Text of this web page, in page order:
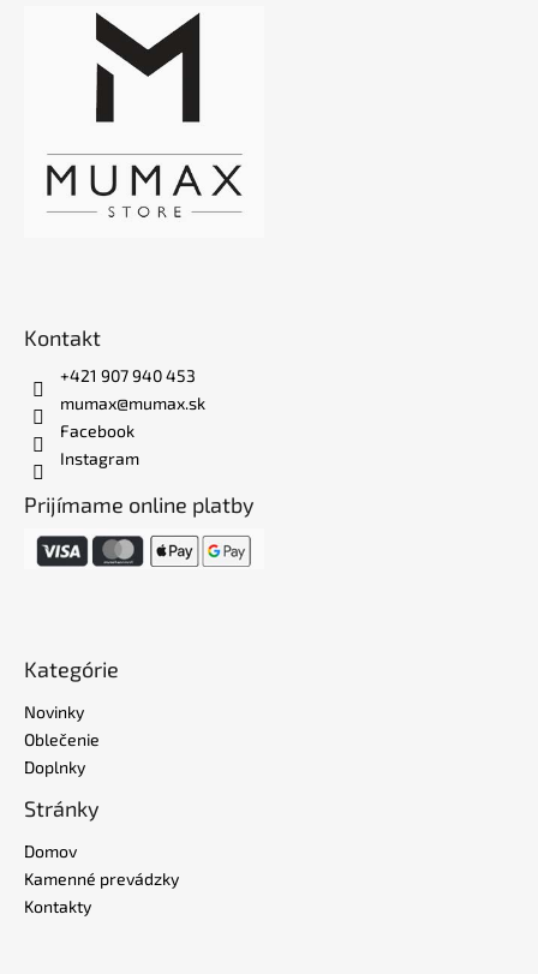
Kontakt
+421 907 940 453
mumax@mumax.sk
Facebook
Instagram
Prijímame online platby
Kategórie
Novinky
Oblečenie
Doplnky
Stránky
Domov
Kamenné prevádzky
Kontakty